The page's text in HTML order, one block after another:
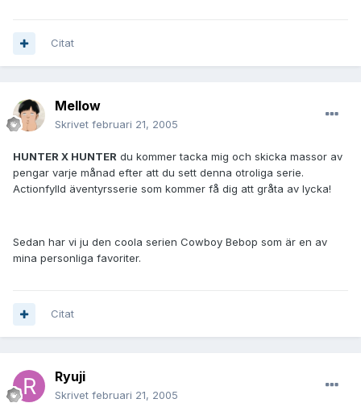
Citat
Mellow
Skrivet februari 21, 2005
HUNTER X HUNTER du kommer tacka mig och skicka massor av
pengar varje månad efter att du sett denna otroliga serie.
Actionfylld äventyrsserie som kommer få dig att gråta av lycka!
Sedan har vi ju den coola serien Cowboy Bebop som är en av
mina personliga favoriter.
Citat
Ryuji
Skrivet februari 21, 2005